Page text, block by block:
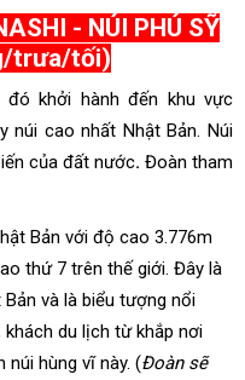
- NÚI PHÚ SỸ
trưa/tối)
khởi hành đến khu vực
núi cao nhất Nhật Bản. Núi
của đất nước. Đoàn tham
Bản với độ cao 3.776m
thứ 7 trên thế giới. Đây là
Bản và là biểu tượng nổi
du lịch từ khắp nơi
núi hùng vĩ này. (Đoàn sẽ